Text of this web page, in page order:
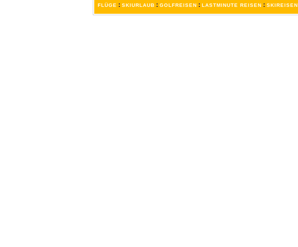
FLÜGE : SKIURLAUB : GOLFREISEN : LASTMINUTE REISEN : SKIREISEN